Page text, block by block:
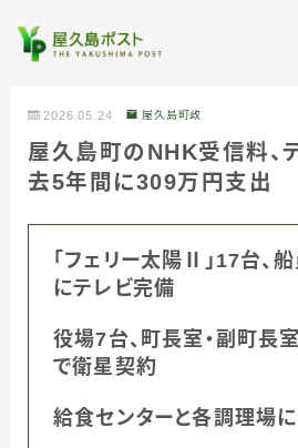
全記事カテゴリー
私たちについて
受賞・報道
情報提供
2026.05.24 屋久島町政
屋久島町のNHK受信料、
去5年間に309万円支出
「フェリー太陽Ⅱ」17台、
にテレビ完備
役場7台、町長室・副町長
で衛星契約
給食センターと各調理場